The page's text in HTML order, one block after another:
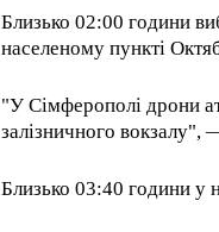
Близько 02:00 години
населеному пункті
"У Сімферополі дрони
залізничного вокзалу",
Близько 03:40 години у